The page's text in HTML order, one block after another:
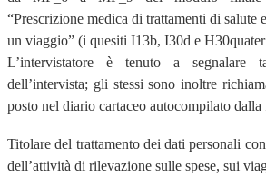
“Prescrizione medica di trattamenti di salute
un viaggio” (i quesiti I13b, I30d e
L’intervistatore è tenuto a segnalare
dell’intervista; gli stessi sono inoltre
posto nel diario cartaceo autocompilato dalla
Titolare del trattamento dei dati personali
dell’attività di rilevazione sulle spese, sui